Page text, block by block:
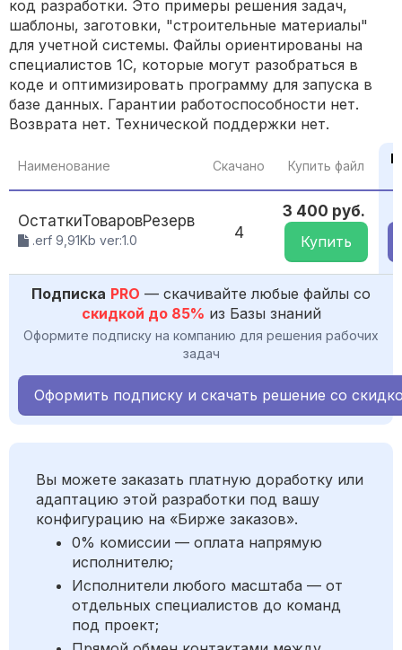
код разработки. Это примеры решения задач,
шаблоны, заготовки, "строительные материалы"
для учетной системы. Файлы ориентированы на
специалистов 1С, которые могут разобраться в
коде и оптимизировать программу для запуска в
базе данных. Гарантии работоспособности нет.
Возврата нет. Технической поддержки нет.
Наименование Скачано Купить файл
ОстаткиТоваровРезерв
.erf 9,91Kb ver:1.0 4
3 400 руб.
Купить
Подписка PRO — скачивайте любые файлы со
скидкой до 85% из Базы знаний
Оформите подписку на компанию для решения рабочих
задач
Оформить подписку и скачать решение со
Вы можете заказать платную доработку или
адаптацию этой разработки под вашу
конфигурацию на «Бирже заказов».
0% комиссии — оплата напрямую
исполнителю;
Исполнители любого масштаба — от
отдельных специалистов до команд
под проект;